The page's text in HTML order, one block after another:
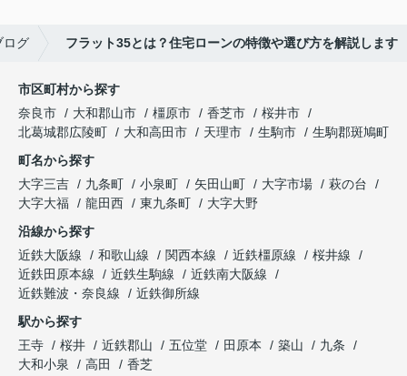
ログ フラット35とは？住宅ローンの特徴や選び方を解説します
市区町村から探す
奈良市
大和郡山市 橿原市 香芝市
桜井市
北葛城郡広陵町
大和高田市 天理市 生駒市
生駒郡斑鳩町
町名から探す
大字三吉
九条町 小泉町 矢田山町 大字市場
萩の台
大字大福
龍田西 東九条町
大字大野
沿線から探す
近鉄大阪線
和歌山線 関西本線 近鉄橿原線
桜井線
近鉄田原本線
近鉄生駒線
近鉄南大阪線
近鉄難波・奈良線
近鉄御所線
駅から探す
王寺
桜井 近鉄郡山 五位堂 田原本 築山
九条
大和小泉
高田 香芝